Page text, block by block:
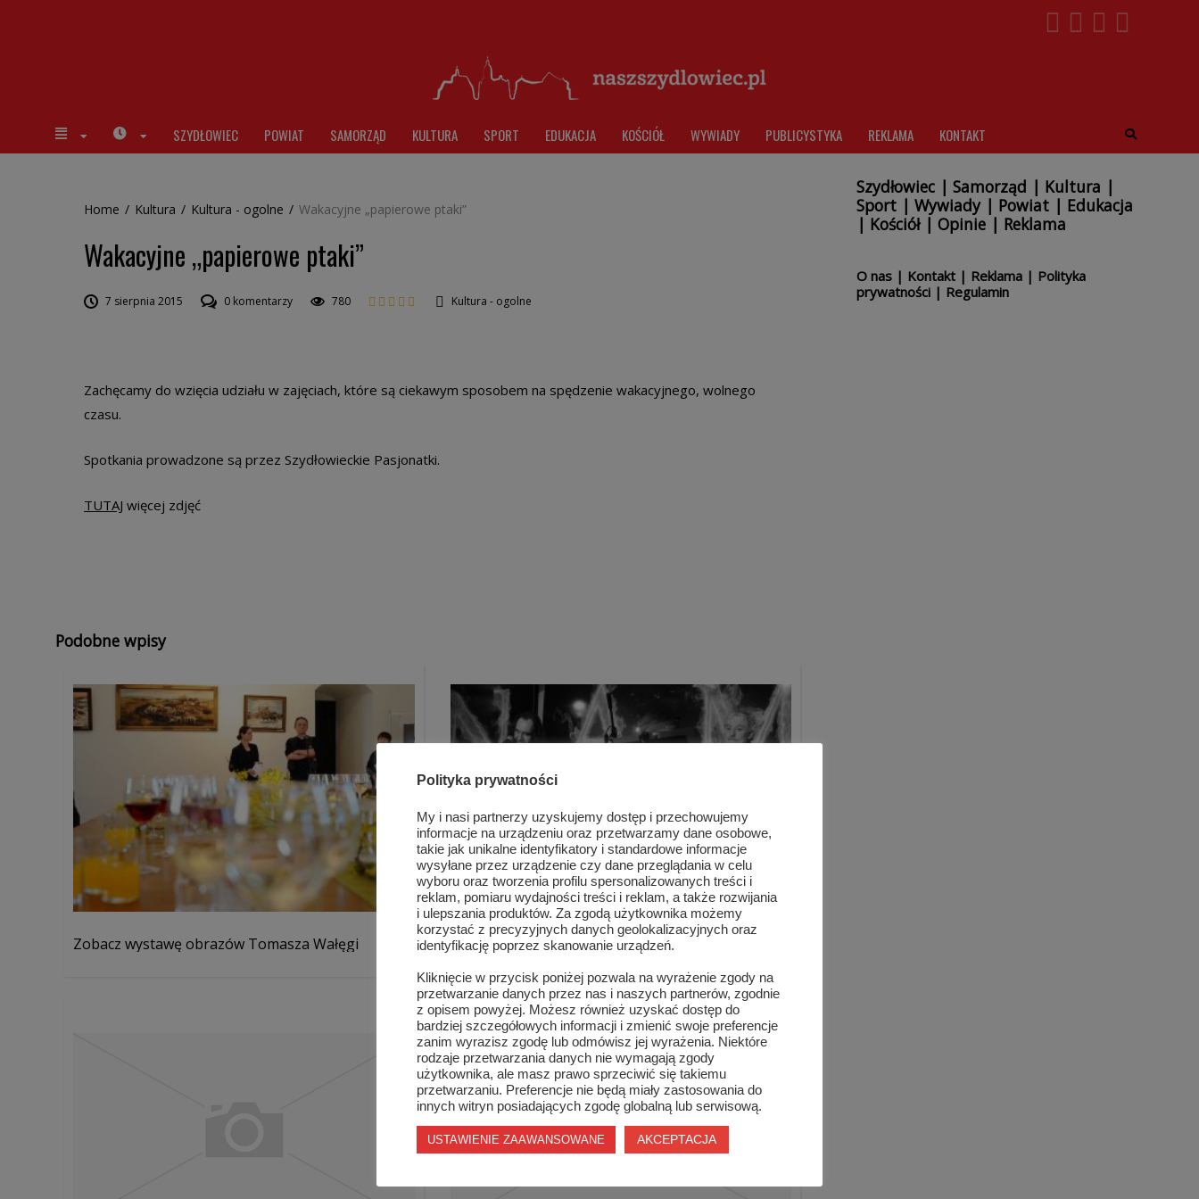
SZYDŁOWIEC POWIAT SAMORZĄD KULTURA SPORT EDUKACJA KOŚCIÓŁ WYWIADY PUBLICYSTYKA REKLAMA KONTAKT
Home / Kultura / Kultura - ogolne / Wakacyjne „papierowe ptaki”
Wakacyjne „papierowe ptaki”
7 sierpnia 2015 0 komentarzy 780 Kultura - ogolne
Zachęcamy do wzięcia udziału w zajęciach, które są ciekawym sposobem na spędzenie wakacyjnego, wolnego
czasu.
Spotkania prowadzone są przez Szydłowieckie Pasjonatki.
TUTAJ więcej zdjęć
Podobne wpisy
Zobacz wystawę obrazów Tomasza Wałęgi
Mirosław Czyżykiewicz gościem specjalnym
szydłowie...
Szydłowiec| Samorząd | Kultura |
Sport| Wywiady| Powiat| Edukacja
| Kościół| Opinie| Reklama
O nas| Kontakt| Reklama| Polityka
prywatności| Regulamin
Polityka prywatności
My i nasi partnerzy uzyskujemy dostęp i przechowujemy
informacje na urządzeniu oraz przetwarzamy dane osobowe,
takie jak unikalne identyfikatory i standardowe informacje
wysyłane przez urządzenie czy dane przeglądania w celu
wyboru oraz tworzenia profilu spersonalizowanych treści i
reklam, pomiaru wydajności treści i reklam, a także rozwijania
i ulepszania produktów. Za zgodą użytkownika możemy
korzystać z precyzyjnych danych geolokalizacyjnych oraz
identyfikację poprzez skanowanie urządzeń.
Kliknięcie w przycisk poniżej pozwala na wyrażenie zgody na
przetwarzanie danych przez nas i naszych partnerów, zgodnie
z opisem powyżej. Możesz również uzyskać dostęp do
bardziej szczegółowych informacji i zmienić swoje preferencje
zanim wyrazisz zgodę lub odmówisz jej wyrażenia. Niektóre
rodzaje przetwarzania danych nie wymagają zgody
użytkownika, ale masz prawo sprzeciwić się takiemu
przetwarzaniu. Preferencje nie będą miały zastosowania do
innych witryn posiadających zgodę globalną lub serwisową.
USTAWIENIE ZAAWANSOWANE AKCEPTACJA